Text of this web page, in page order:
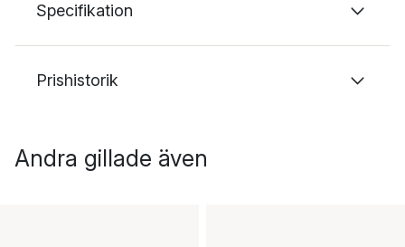
Specifikation
Prishistorik
Andra gillade även